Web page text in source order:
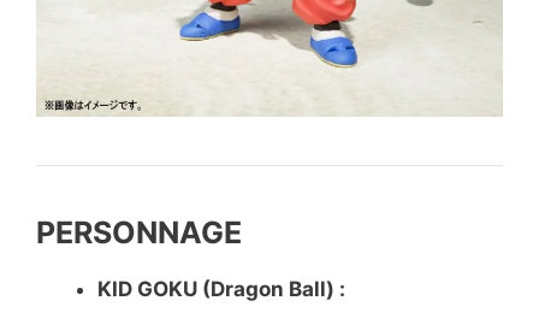
PERSONNAGE
KID GOKU (Dragon Ball) :